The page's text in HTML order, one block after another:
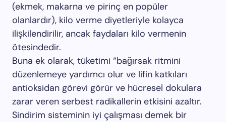
(ekmek, makarna ve pirinç en popüler
olanlardır), kilo verme diyetleriyle kolayca
ilişkilendirilir, ancak faydaları kilo vermenin
ötesindedir.
Buna ek olarak, tüketimi “bağırsak ritmini
düzenlemeye yardımcı olur ve lifin katkıları
antioksidan görevi görür ve hücresel dokulara
zarar veren serbest radikallerin etkisini azaltır.
Sindirim sisteminin iyi çalışması demek bir